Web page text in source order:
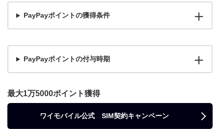
PayPayポイントの獲得条件
PayPayポイントの付与時期
最大1万5000ポイント獲得
ワイモバイル公式 SIM契約キャンペーン